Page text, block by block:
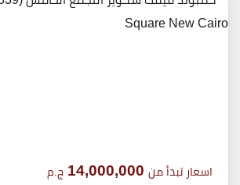
اسعار تبدأ من 14,000,000 ج.م